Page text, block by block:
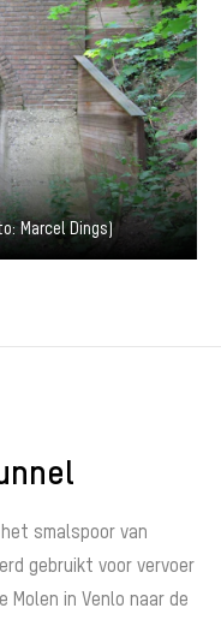
Marcel Dings)
smalspoor van
gebruikt voor vervoer
Molen in Venlo naar de